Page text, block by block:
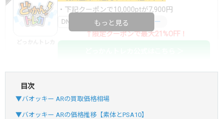
・下記クーポンで10,000ptが7,900円
DNGBIF4X コードコピー
↑限定クーポンで最大21%OFF！
・新規登録で6種類アド確解禁
SVGC7P コードコピー
もっと見る
目次
▼バオッキー ARの買取価格相場
▼バオッキー ARの価格推移【素体とPSA10】